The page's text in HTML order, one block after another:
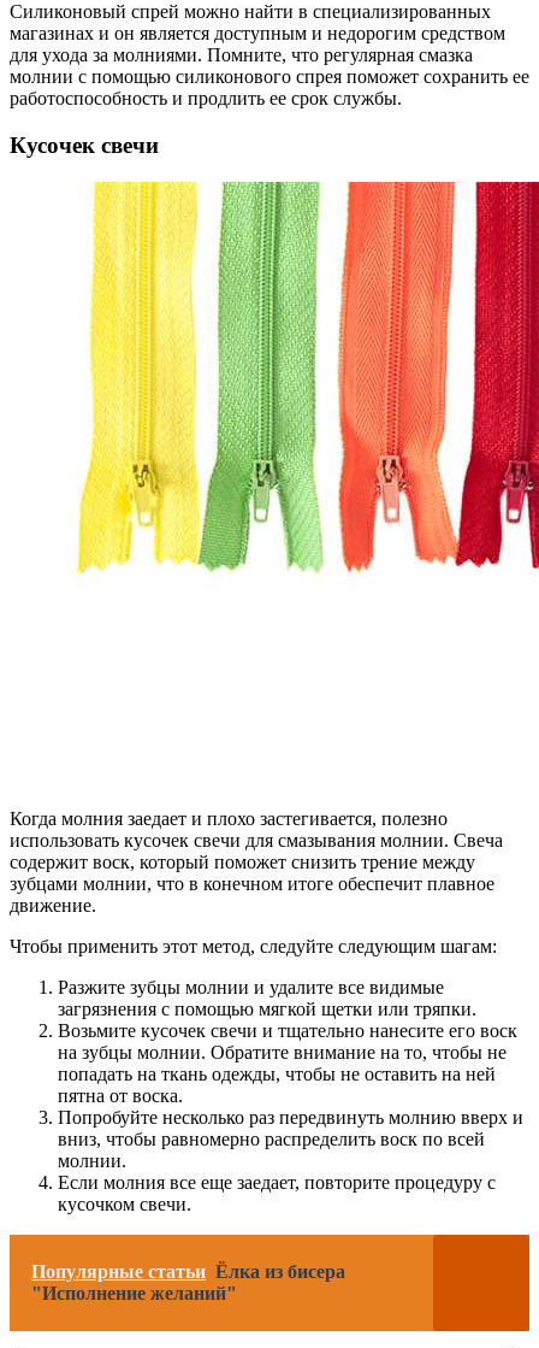
Силиконовый спрей можно найти в специализированных
магазинах и он является доступным и недорогим средством
для ухода за молниями. Помните, что регулярная смазка
молнии с помощью силиконового спрея поможет сохранить ее
работоспособность и продлить ее срок службы.
Кусочек свечи
Когда молния заедает и плохо застегивается, полезно
использовать кусочек свечи для смазывания молнии. Свеча
содержит воск, который поможет снизить трение между
зубцами молнии, что в конечном итоге обеспечит плавное
движение.
Чтобы применить этот метод, следуйте следующим шагам:
Разжите зубцы молнии и удалите все видимые
загрязнения с помощью мягкой щетки или тряпки.
Возьмите кусочек свечи и тщательно нанесите его воск
на зубцы молнии. Обратите внимание на то, чтобы не
попадать на ткань одежды, чтобы не оставить на ней
пятна от воска.
Попробуйте несколько раз передвинуть молнию вверх и
вниз, чтобы равномерно распределить воск по всей
молнии.
Если молния все еще заедает, повторите процедуру с
кусочком свечи.
Популярные статьи Ёлка из бисера
"Исполнение желаний"